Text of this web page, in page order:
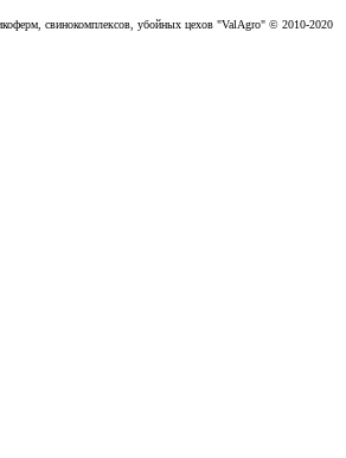
свинокомплексов, убойных цехов "ValAgro" © 2010-2020